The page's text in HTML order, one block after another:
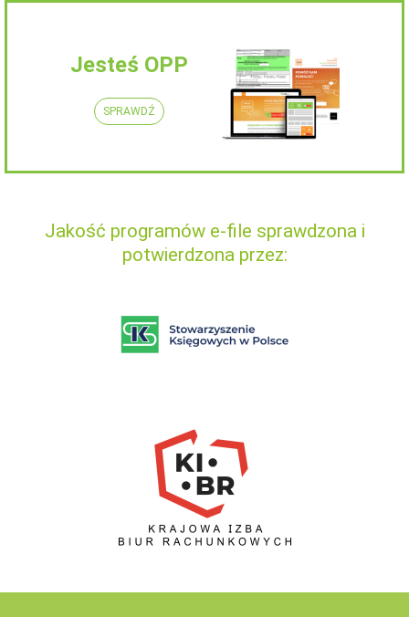
Jesteś OPP
SPRAWDŹ
Jakość programów e-file sprawdzona i
potwierdzona przez: